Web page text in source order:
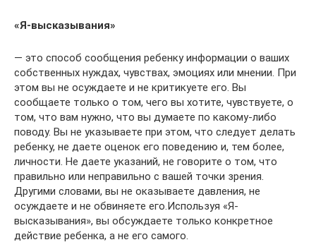
«Я-высказывания»
— это способ сообщения ребенку информации о ваших
собственных нуждах, чувствах, эмоциях или мнении. При
этом вы не осуждаете и не критикуете его. Вы
сообщаете только о том, чего вы хотите, чувствуете, о
том, что вам нужно, что вы думаете по какому-либо
поводу. Вы не указываете при этом, что следует делать
ребенку, не даете оценок его поведению и, тем более,
личности. Не даете указаний, не говорите о том, что
правильно или неправильно с вашей точки зрения.
Другими словами, вы не оказываете давления, не
осуждаете и не обвиняете его.Используя «Я-
высказывания», вы обсуждаете только конкретное
действие ребенка, а не его самого.